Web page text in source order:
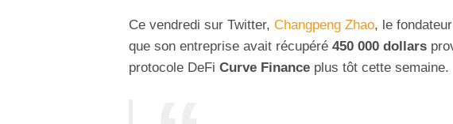
Ce vendredi sur Twitter, Changpeng Zhao, le
que son entreprise avait récupéré 450 000 dollars
protocole DeFi Curve Finance plus tôt cette semaine.